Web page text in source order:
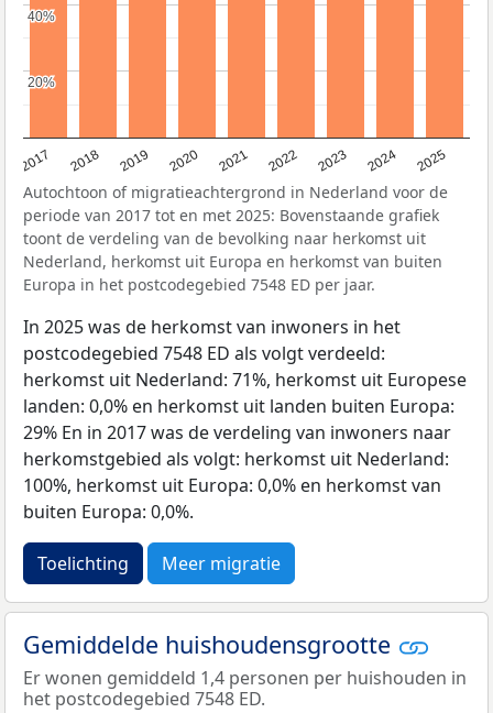
2017 2018 2019 2020 2021 2022 2023 2024 2025
20%
20%
40%
40%
Autochtoon of migratieachtergrond in Nederland voor de
periode van 2017 tot en met 2025: Bovenstaande grafiek
toont de verdeling van de bevolking naar herkomst uit
Nederland, herkomst uit Europa en herkomst van buiten
Europa in het postcodegebied 7548 ED per jaar.
In 2025 was de herkomst van inwoners in het
postcodegebied 7548 ED als volgt verdeeld:
herkomst uit Nederland: 71%, herkomst uit Europese
landen: 0,0% en herkomst uit landen buiten Europa:
29% En in 2017 was de verdeling van inwoners naar
herkomstgebied als volgt: herkomst uit Nederland:
100%, herkomst uit Europa: 0,0% en herkomst van
buiten Europa: 0,0%.
Toelichting Meer migratie
Gemiddelde huishoudensgrootte
Er wonen gemiddeld 1,4 personen per huishouden in
het postcodegebied 7548 ED.